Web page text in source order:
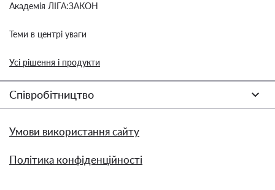
Академія ЛІГА:ЗАКОН
Теми в центрі уваги
Усі рішення і продукти
Співробітництво
Умови використання сайту
Політика конфіденційності